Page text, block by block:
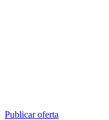
Publicar oferta